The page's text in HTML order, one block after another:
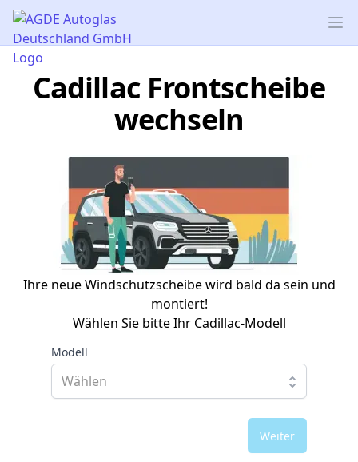
AGDE Autoglas Deutschland GmbH
Cadillac Frontscheibe
wechseln
Ihre neue Windschutzscheibe wird bald da sein und
montiert!
Wählen Sie bitte Ihr Cadillac-Modell
Modell
Weiter